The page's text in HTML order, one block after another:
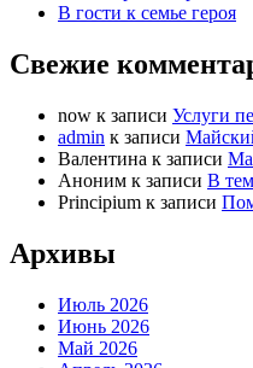
В гости к семье героя
Свежие
now к записи Услуги
admin к записи
Валентина к записи
Аноним к записи В
Principium к записи
Архивы
Июль 2026
Июнь 2026
Май 2026